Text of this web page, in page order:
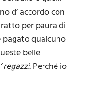
d’ accordo con
per paura di
pagato qualcuno
belle
regazzi.Perché io